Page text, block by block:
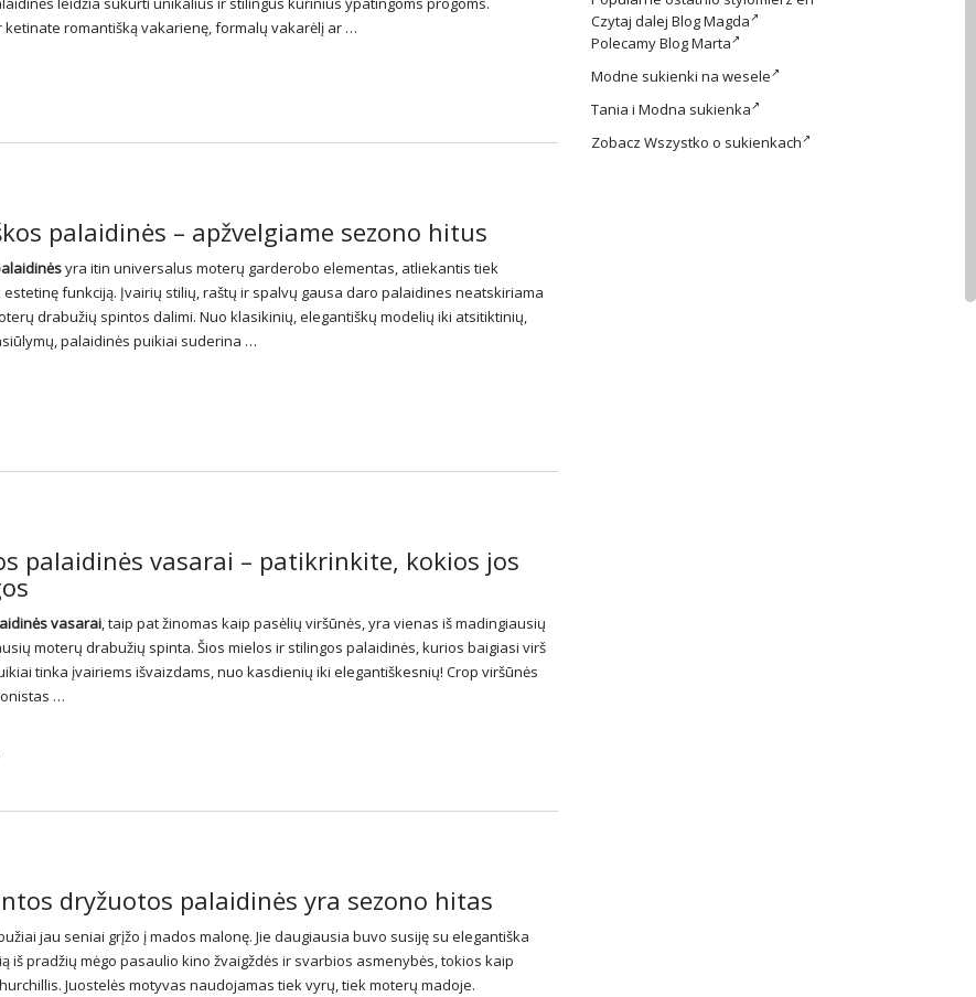
ketinate romantišką vakarienę, formalų vakarėlį ar …
palaidinės – apžvelgiame sezono hitus
yra itin universalus moterų garderobo elementas, atliekantis tiek
estetinę funkciją. Įvairių stilių, raštų ir spalvų gausa daro palaidines neatskiriama
drabužių spintos dalimi. Nuo klasikinių, elegantiškų modelių iki atsitiktinių,
palaidinės puikiai suderina …
palaidinės vasarai – patikrinkite, kokios jos
vasarai, taip pat žinomas kaip pasėlių viršūnės, yra vienas iš madingiausių
moterų drabužių spinta. Šios mielos ir stilingos palaidinės, kurios baigiasi virš
tinka įvairiems išvaizdams, nuo kasdienių iki elegantiškesnių! Crop viršūnės
…
dryžuotos palaidinės yra sezono hitas
jau seniai grįžo į mados malonę. Jie daugiausia buvo susiję su elegantiška
iš pradžių mėgo pasaulio kino žvaigždės ir svarbios asmenybės, tokios kaip
Juostelės motyvas naudojamas tiek vyrų, tiek moterų madoje.
Czytaj dalej Blog Magda
PolecamyBlog Marta
Modne sukienki na wesele
Tania i Modna sukienka
Zobacz Wszystko o sukienkach